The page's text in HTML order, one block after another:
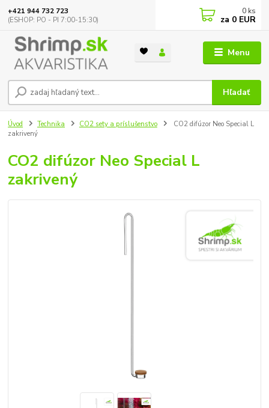
Menu
Hľadať
+421 944 732 723
(ESHOP: PO - PI 7:00-15:30)
0 ks
za 0 EUR
Úvod Technika CO2 sety a príslušenstvo
CO2 difúzor Neo Special L
zakrivený
CO2 difúzor Neo Special L
zakrivený